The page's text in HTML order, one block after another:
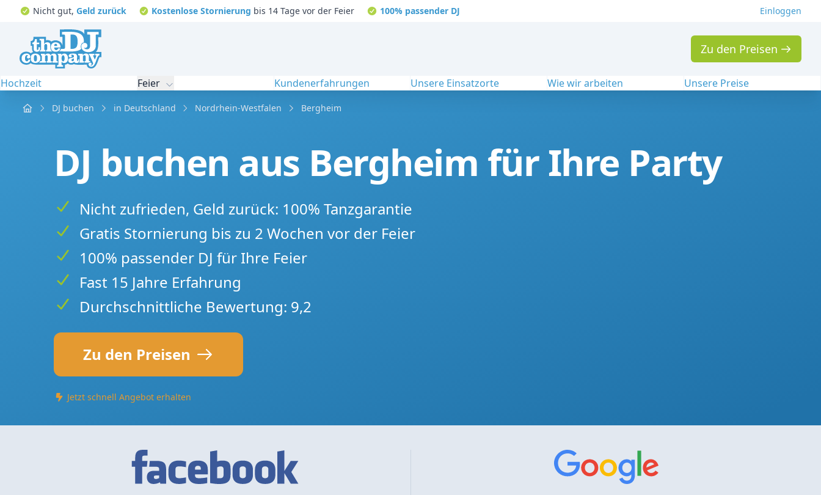
Nicht gut, Geld zurück Kostenlose Stornierung bis 14 Tage vor der Feier 100% passender DJ Einloggen
Zu den Preisen
Hochzeit Feier Kundenerfahrungen Unsere Einsatzorte Wie wir arbeiten Unsere Preise
Home DJ buchen in Deutschland Nordrhein-Westfalen Bergheim
DJ buchen aus Bergheim für Ihre Party
Nicht zufrieden, Geld zurück: 100% Tanzgarantie
Gratis Stornierung bis zu 2 Wochen vor der Feier
100% passender DJ für Ihre Feier
Fast 15 Jahre Erfahrung
Durchschnittliche Bewertung: 9,2
Zu den Preisen
Jetzt schnell Angebot erhalten